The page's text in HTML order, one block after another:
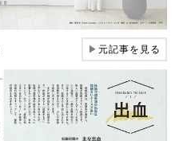
▶元記事を見る